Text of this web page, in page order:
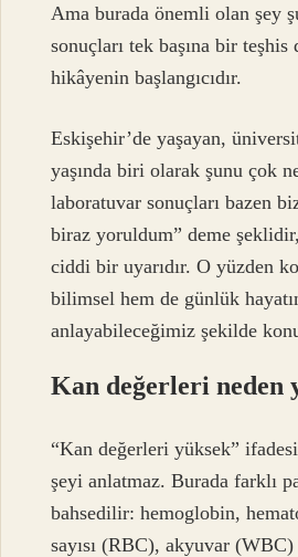
Ama burada önemli olan şey
sonuçları tek başına bir
hikâyenin başlangıcıdır.
Eskişehir’de yaşayan,
yaşında biri olarak şunu çok
laboratuvar sonuçları bazen
biraz yoruldum” deme
ciddi bir uyarıdır. O yüzden
bilimsel hem de günlük
anlayabileceğimiz şekilde
Kan değerleri neden
“Kan değerleri yüksek”
şeyi anlatmaz. Burada farklı
bahsedilir: hemoglobin,
sayısı (RBC), akyuvar